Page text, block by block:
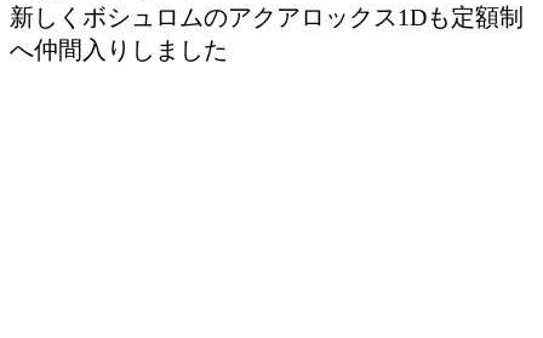
新しくボシュロムのアクアロックス1Dも定額制
へ仲間入りしました